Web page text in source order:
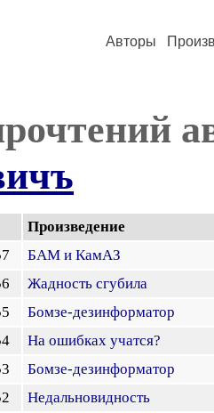
Авторы
Произведение
БАМ и КамАЗ
Жадность сгубила
Бомзе-дезинформатор
На ошибках учатся?
Бомзе-дезинформатор
Недальновидность